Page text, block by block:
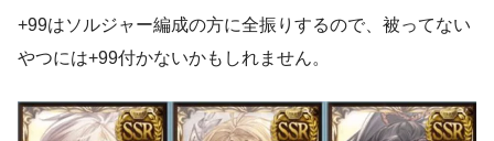
+99はソルジャー編成の方に全振りするので、被ってない
やつには+99付かないかもしれません。